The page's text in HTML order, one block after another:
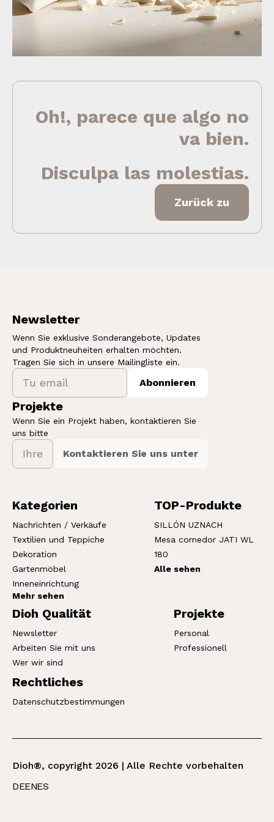
Oh!, parece que algo no
va bien.
Disculpa las molestias.
Zurück zu
Newsletter
Wenn Sie exklusive Sonderangebote, Updates
und Produktneuheiten erhalten möchten.
Tragen Sie sich in unsere Mailingliste ein.
Abonnieren
Projekte
Wenn Sie ein Projekt haben, kontaktieren Sie
uns bitte
Kontaktieren Sie uns unter
Kategorien
Nachrichten / Verkäufe
Textilien und Teppiche
Dekoration
Gartenmöbel
Inneneinrichtung
Mehr sehen
TOP-Produkte
SILLÓN UZNACH
Mesa comedor JATI WL
180
Alle sehen
Dioh Qualität
Newsletter
Arbeiten Sie mit uns
Wer wir sind
Projekte
Personal
Professionell
Rechtliches
Datenschutzbestimmungen
Dioh®, copyright 2026 | Alle Rechte vorbehalten
DEENES